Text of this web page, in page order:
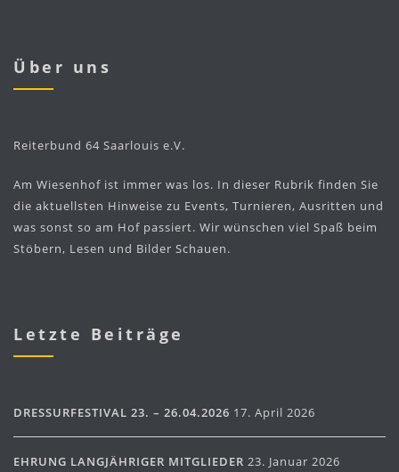
Über uns
Reiterbund 64 Saarlouis e.V.
Am Wiesenhof ist immer was los. In dieser Rubrik finden Sie
die aktuellsten Hinweise zu Events, Turnieren, Ausritten und
was sonst so am Hof passiert. Wir wünschen viel Spaß beim
Stöbern, Lesen und Bilder Schauen.
Letzte Beiträge
DRESSURFESTIVAL 23. – 26.04.2026 17. April 2026
EHRUNG LANGJÄHRIGER MITGLIEDER 23. Januar 2026